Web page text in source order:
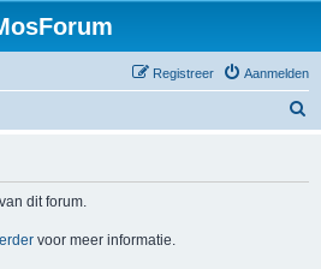
Aanmelden
Registreer
dit forum.
voor meer informatie.